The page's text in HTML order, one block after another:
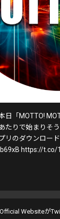
日「MOTTO!
たりで始まりそ
リのダウンロー
https://t.co/
Websiteが